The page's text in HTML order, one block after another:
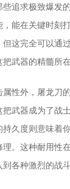
些追求极致爆发
能在关键时刻
这完全可以通
武器的精髓所在
属性外，屠龙刀
武器成为了战
久度则意味着
。这种耐用性
各种激烈的战斗